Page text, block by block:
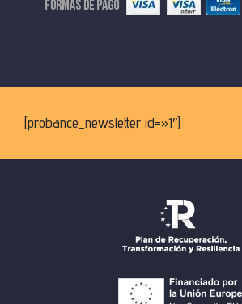
[probance_newsletter id=»1″]